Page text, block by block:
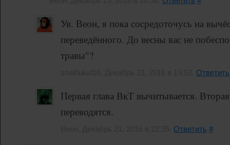
Ув. Веон, я пока сосредоточусь на
переведённого. До весны вас не
травы"?
Ответить
Первая глава ВкТ вычитывается.
переводятся.
Ответить #